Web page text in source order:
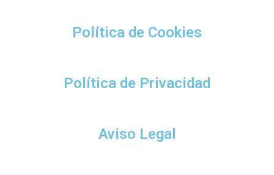
Política de Cookies
Política de Privacidad
Aviso Legal